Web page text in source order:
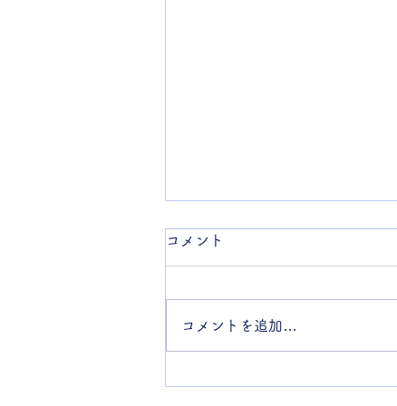
コメント
コメントを追加…